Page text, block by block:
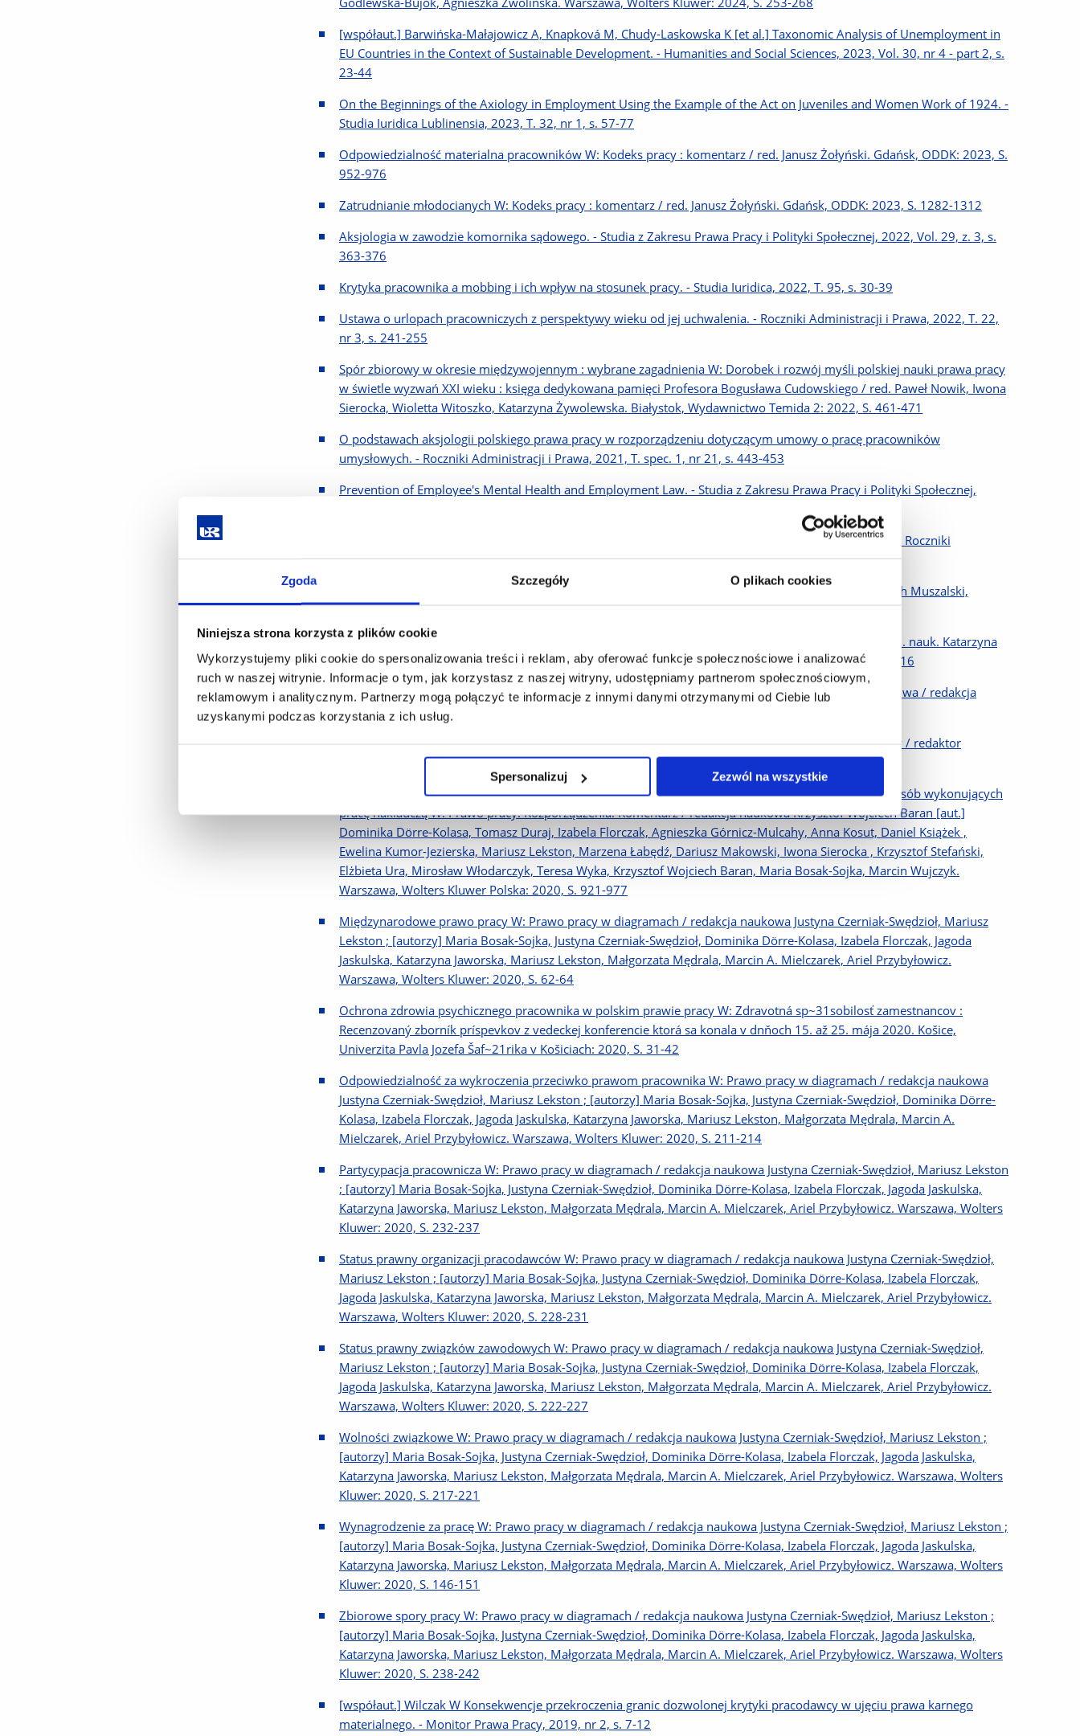
Zgoda Szczegóły O plikach cookies
Niniejsza strona korzysta z plików cookie
Wykorzystujemy pliki cookie do spersonalizowania treści i reklam, aby oferować funkcje społecznościowe i analizować
ruch w naszej witrynie. Informacje o tym, jak korzystasz z naszej witryny, udostępniamy partnerom społecznościowym,
reklamowym i analitycznym. Partnerzy mogą połączyć te informacje z innymi danymi otrzymanymi od Ciebie lub
uzyskanymi podczas korzystania z ich usług.
Spersonalizuj Zezwól na wszystkie
[współaut.] Barwińska-Małajowicz A, Knapková M, Chudy-Laskowska K [et al.] Taxonomic Analysis of Unemployment in
EU Countries in the Context of Sustainable Development. - Humanities and Social Sciences, 2023, Vol. 30, nr 4 - part 2, s.
23-44
On the Beginnings of the Axiology in Employment Using the Example of the Act on Juveniles and Women Work of 1924. -
Studia Iuridica Lublinensia, 2023, T. 32, nr 1, s. 57-77
Odpowiedzialność materialna pracowników W: Kodeks pracy : komentarz / red. Janusz Żołyński. Gdańsk, ODDK: 2023, S.
952-976
Zatrudnianie młodocianych W: Kodeks pracy : komentarz / red. Janusz Żołyński. Gdańsk, ODDK: 2023, S. 1282-1312
Aksjologia w zawodzie komornika sądowego. - Studia z Zakresu Prawa Pracy i Polityki Społecznej, 2022, Vol. 29, z. 3, s.
363-376
Krytyka pracownika a mobbing i ich wpływ na stosunek pracy. - Studia Iuridica, 2022, T. 95, s. 30-39
Ustawa o urlopach pracowniczych z perspektywy wieku od jej uchwalenia. - Roczniki Administracji i Prawa, 2022, T. 22,
nr 3, s. 241-255
Spór zbiorowy w okresie międzywojennym : wybrane zagadnienia W: Dorobek i rozwój myśli polskiej nauki prawa pracy
w świetle wyzwań XXI wieku : księga dedykowana pamięci Profesora Bogusława Cudowskiego / red. Paweł Nowik, Iwona
Sierocka, Wioletta Witoszko, Katarzyna Żywolewska. Białystok, Wydawnictwo Temida 2: 2022, S. 461-471
O podstawach aksjologii polskiego prawa pracy w rozporządzeniu dotyczącym umowy o pracę pracowników
umysłowych. - Roczniki Administracji i Prawa, 2021, T. spec. 1, nr 21, s. 443-453
Prevention of Employee's Mental Health and Employment Law. - Studia z Zakresu Prawa Pracy i Polityki Społecznej,
Status prawny robotników na podstawie rozporządzenia o umowie o pracę robotników z 1928 roku. - Roczniki
Administracji i Prawa, 2021, T. Spec. 2, nr 21, s. 151-162
Dział dziewiąty. Zatrudnienie młodocianych. Art. 190-199 W: Kodeks pracy : komentarz / red. Wojciech Muszalski,
Krzysztof Walczak. Warszawa, Wydawnictwo C. H. Beck: 2021, S. 705-719
Mediacja w rozwiązywaniu zbiorowych sporów pracy W: Oblicza mediacji : wybrane zagadnienia / red. nauk. Katarzyna
Wojtanowicz, Mateusz Pękala. Kraków, Uniwersytet Papieski Jana Pawła II w Krakowie: 2021, S. 103-116
Ochrona osób niepełnosprawnych a bariery społeczne W: Indywidualne prawo pracy : część szczegółowa / redakcja
naukowa Małgorzata Gersdorf, Krzysztof Rączka. Warszawa, Wolters Kluwer: 2021, S. 1066-1086
Ogólne obowiązki stron stosunku pracy W: System prawa pracy. T. 14, Historia polskiego prawa pracy / redaktor
naczelny Krzysztof W. Baran. Warszawa, Wolters Kluwer: 2021, S. 591-619
Komentarz do rozporządzenia Rady Ministrów z 31.12.1975 r. w sprawie uprawnień pracowniczych osób wykonujących
pracę nakładczą W: Prawo pracy. Rozporządzenia. Komentarz / redakcja naukowa Krzysztof Wojciech Baran [aut.]
Dominika Dörre-Kolasa, Tomasz Duraj, Izabela Florczak, Agnieszka Górnicz-Mulcahy, Anna Kosut, Daniel Książek ,
Ewelina Kumor-Jezierska, Mariusz Lekston, Marzena Łabędź, Dariusz Makowski, Iwona Sierocka , Krzysztof Stefański,
Elżbieta Ura, Mirosław Włodarczyk, Teresa Wyka, Krzysztof Wojciech Baran, Maria Bosak-Sojka, Marcin Wujczyk.
Warszawa, Wolters Kluwer Polska: 2020, S. 921-977
Międzynarodowe prawo pracy W: Prawo pracy w diagramach / redakcja naukowa Justyna Czerniak-Swędzioł, Mariusz
Lekston ; [autorzy] Maria Bosak-Sojka, Justyna Czerniak-Swędzioł, Dominika Dörre-Kolasa, Izabela Florczak, Jagoda
Jaskulska, Katarzyna Jaworska, Mariusz Lekston, Małgorzata Mędrala, Marcin A. Mielczarek, Ariel Przybyłowicz.
Warszawa, Wolters Kluwer: 2020, S. 62-64
Ochrona zdrowia psychicznego pracownika w polskim prawie pracy W: Zdravotná sp~31sobilosť zamestnancov :
Recenzovaný zborník príspevkov z vedeckej konferencie ktorá sa konala v dnňoch 15. až 25. mája 2020. Košice,
Univerzita Pavla Jozefa Šaf~21rika v Košiciach: 2020, S. 31-42
Odpowiedzialność za wykroczenia przeciwko prawom pracownika W: Prawo pracy w diagramach / redakcja naukowa
Justyna Czerniak-Swędzioł, Mariusz Lekston ; [autorzy] Maria Bosak-Sojka, Justyna Czerniak-Swędzioł, Dominika Dörre-
Kolasa, Izabela Florczak, Jagoda Jaskulska, Katarzyna Jaworska, Mariusz Lekston, Małgorzata Mędrala, Marcin A.
Mielczarek, Ariel Przybyłowicz. Warszawa, Wolters Kluwer: 2020, S. 211-214
Partycypacja pracownicza W: Prawo pracy w diagramach / redakcja naukowa Justyna Czerniak-Swędzioł, Mariusz Lekston
; [autorzy] Maria Bosak-Sojka, Justyna Czerniak-Swędzioł, Dominika Dörre-Kolasa, Izabela Florczak, Jagoda Jaskulska,
Katarzyna Jaworska, Mariusz Lekston, Małgorzata Mędrala, Marcin A. Mielczarek, Ariel Przybyłowicz. Warszawa, Wolters
Kluwer: 2020, S. 232-237
Status prawny organizacji pracodawców W: Prawo pracy w diagramach / redakcja naukowa Justyna Czerniak-Swędzioł,
Mariusz Lekston ; [autorzy] Maria Bosak-Sojka, Justyna Czerniak-Swędzioł, Dominika Dörre-Kolasa, Izabela Florczak,
Jagoda Jaskulska, Katarzyna Jaworska, Mariusz Lekston, Małgorzata Mędrala, Marcin A. Mielczarek, Ariel Przybyłowicz.
Warszawa, Wolters Kluwer: 2020, S. 228-231
Status prawny związków zawodowych W: Prawo pracy w diagramach / redakcja naukowa Justyna Czerniak-Swędzioł,
Mariusz Lekston ; [autorzy] Maria Bosak-Sojka, Justyna Czerniak-Swędzioł, Dominika Dörre-Kolasa, Izabela Florczak,
Jagoda Jaskulska, Katarzyna Jaworska, Mariusz Lekston, Małgorzata Mędrala, Marcin A. Mielczarek, Ariel Przybyłowicz.
Warszawa, Wolters Kluwer: 2020, S. 222-227
Wolności związkowe W: Prawo pracy w diagramach / redakcja naukowa Justyna Czerniak-Swędzioł, Mariusz Lekston ;
[autorzy] Maria Bosak-Sojka, Justyna Czerniak-Swędzioł, Dominika Dörre-Kolasa, Izabela Florczak, Jagoda Jaskulska,
Katarzyna Jaworska, Mariusz Lekston, Małgorzata Mędrala, Marcin A. Mielczarek, Ariel Przybyłowicz. Warszawa, Wolters
Kluwer: 2020, S. 217-221
Wynagrodzenie za pracę W: Prawo pracy w diagramach / redakcja naukowa Justyna Czerniak-Swędzioł, Mariusz Lekston ;
[autorzy] Maria Bosak-Sojka, Justyna Czerniak-Swędzioł, Dominika Dörre-Kolasa, Izabela Florczak, Jagoda Jaskulska,
Katarzyna Jaworska, Mariusz Lekston, Małgorzata Mędrala, Marcin A. Mielczarek, Ariel Przybyłowicz. Warszawa, Wolters
Kluwer: 2020, S. 146-151
Zbiorowe spory pracy W: Prawo pracy w diagramach / redakcja naukowa Justyna Czerniak-Swędzioł, Mariusz Lekston ;
[autorzy] Maria Bosak-Sojka, Justyna Czerniak-Swędzioł, Dominika Dörre-Kolasa, Izabela Florczak, Jagoda Jaskulska,
Katarzyna Jaworska, Mariusz Lekston, Małgorzata Mędrala, Marcin A. Mielczarek, Ariel Przybyłowicz. Warszawa, Wolters
Kluwer: 2020, S. 238-242
[współaut.] Wilczak W Konsekwencje przekroczenia granic dozwolonej krytyki pracodawcy w ujęciu prawa karnego
materialnego. - Monitor Prawa Pracy, 2019, nr 2, s. 7-12